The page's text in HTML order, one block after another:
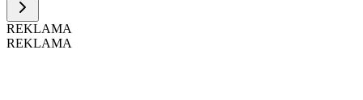
REKLAMA
REKLAMA